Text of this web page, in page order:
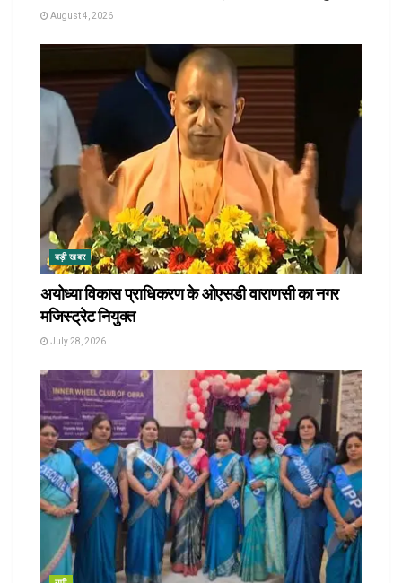
August 4, 2026
बड़ी खबर
अयोध्या विकास प्राधिकरण के ओएसडी वाराणसी का नगर
मजिस्ट्रेट नियुक्त
July 28, 2026